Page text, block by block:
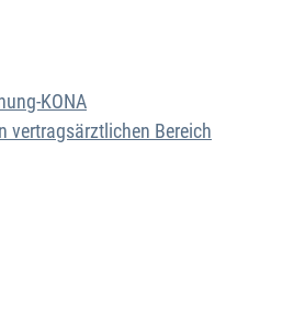
KONA
vertragsärztlichen Bereich